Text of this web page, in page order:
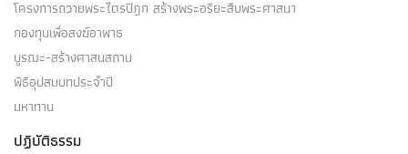
โครงการถวายพระไตรปิฎก สร้างพระอริยะสืบพระศาสนา
กองทุนเพื่อสงฆ์อาพาธ
บูรณะ-สร้างศาสนสถาน
พิธีอุปสมบทประจำปี
มหาทาน
ปฏิบัติธรรม